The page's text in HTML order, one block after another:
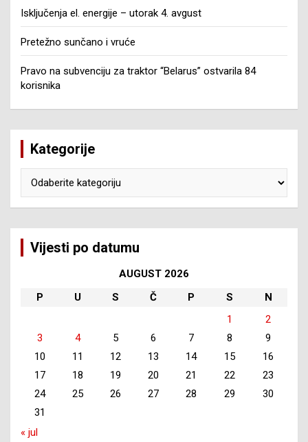
Isključenja el. energije – utorak 4. avgust
Pretežno sunčano i vruće
Pravo na subvenciju za traktor “Belarus” ostvarila 84
korisnika
Kategorije
Vijesti po datumu
AUGUST 2026
P
U S Č P S
N
1
2
3
4 5 6 7 8
9
10
11 12 13 14 15
16
17
18 19 20 21 22
23
24
25 26 27 28 29
30
31
« jul